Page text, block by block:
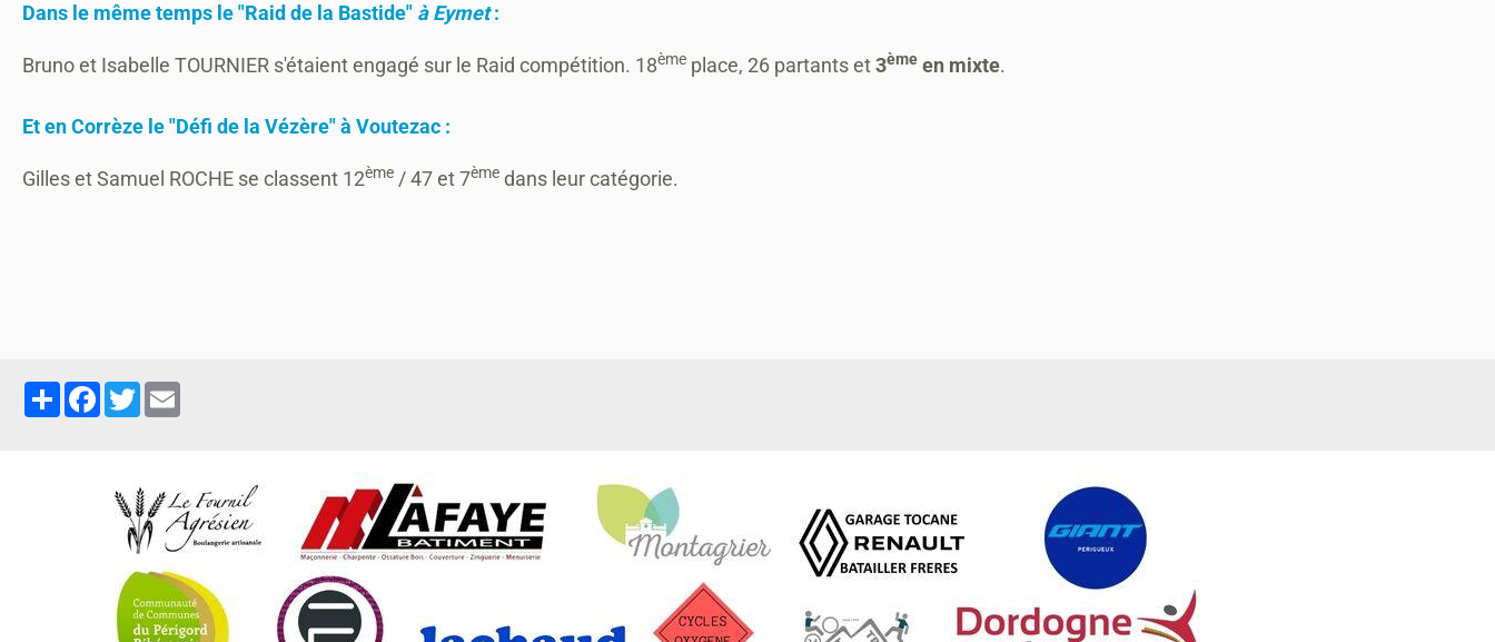
Dans le même temps le"Raid de la Bastide" à Eymet:
Bruno et Isabelle TOURNIER s'étaient engagé sur le Raid compétition. 18ème place, 26 partants et3ème en mixte.
Et en Corrèze le"Défi de la Vézère"à Voutezac :
Gilles et Samuel ROCHE se classent 12ème / 47 et 7ème dans leur catégorie.
PartagerFacebook
Twitter